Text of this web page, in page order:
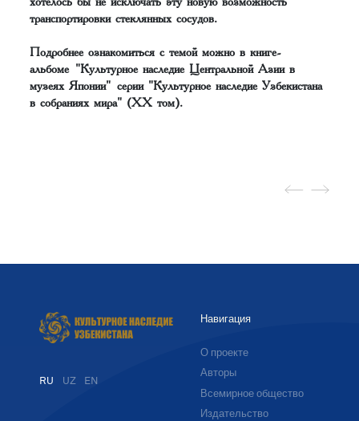
транспортировки стеклянных сосудов.
Подробнее ознакомиться с темой можно в книге-
альбоме "Культурное наследие Центральной Азии в
музеях Японии" серии "Культурное наследие Узбекистана
в собраниях мира" (XХ том).
RU UZ EN
Навигация
О проекте
Авторы
Всемирное общество
Издательство